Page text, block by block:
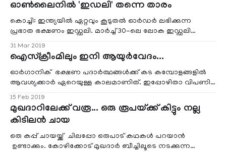
ഓൺലൈനിൽ 'ഇഡലി' തന്നെ താരം
കൊച്ചി: ഇന്ത്യയിൽ ഏറ്റവും കൂടുതൽ ഓർഡർ ലഭിക്കുന്ന
പ്രഭാത ഭക്ഷണം ഇഡ്ഡലി. മാർച്ച് 30-ലെ ലോക ഇഡ്ഡലി
ദിനത്തിനു മുന്നോടിയായി ഓൺലൈൻ ഫുഡ് ഡെലി
31 Mar 2019
ഐസ്‌ക്രീംമിലും ഇനി ആയുർവേദം...
ഓർഗാനിക് ഭക്ഷണ പദാർത്ഥങ്ങൾക്ക് കട കമ്പോളങ്ങളിൽ
ആവശ്യക്കാർ ഏറെയുള്ള കാലമാണിത്. ഇപ്പോഴിതാ വിപണി
കീഴടക്കാൻ ആയുർവേദ ഐസ്‌ക്രീംമുകളും എത്തിക്കഴി
15 Feb 2019
മുഖദാറിലേക്ക് വരൂ... ഒരു രൂപയ്ക്ക് കിട്ടും നല്ല
കിടിലൻ ചായ
ഒരു കപ്പ് ചായയ്ക്ക് ചിലപ്പോ ഒരുപാട് കഥകൾ പറയാൻ
ഉണ്ടാക്കും. കോഴിക്കോട് മുഖദാർ ബീച്ചിലൂടെ നടക്കുന്ന